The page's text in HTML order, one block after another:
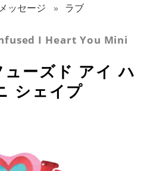
メッセージ
ラブ
I Heart You Mini
ーズド アイ ハ
シェイプ